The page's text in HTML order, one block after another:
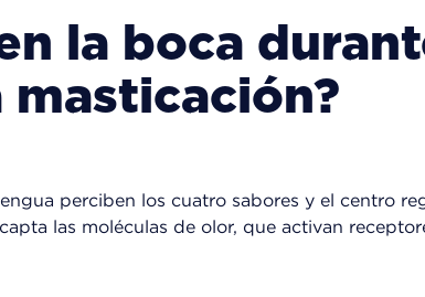
la boca
masticación?
perciben los cuatro sabores y el centro
las moléculas de olor, que activan